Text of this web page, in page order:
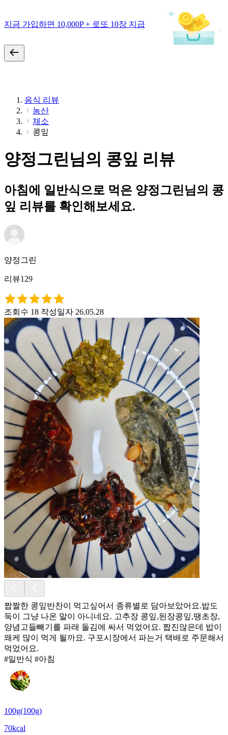
지금 가입하면 10,000P + 로또 10장 지급
음식 리뷰
농산
채소
콩잎
양정그린님의 콩잎 리뷰
아침에 일반식으로 먹은 양정그린님의 콩
잎 리뷰를 확인해보세요.
양정그린
리뷰129
조회수 18 작성일자 26.05.28
짭짤한 콩잎반찬이 먹고싶어서 종류별로 담아보았어요.밥도
둑이 그냥 나온 말이 아니네요. 고추장 콩잎,된장콩잎,땡초장,
양념고들빼기를 파래 돌김에 싸서 먹었어요. 짭진않은데 밥이
왜케 많이 먹게 될까요. 구포시장에서 파는거 택배로 주문해서
먹었어요.
#일반식 #아침
100g(100g)
70kcal